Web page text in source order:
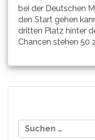
bei der Deutschen
den Start gehen
dritten Platz hinter
Chancen stehen 50